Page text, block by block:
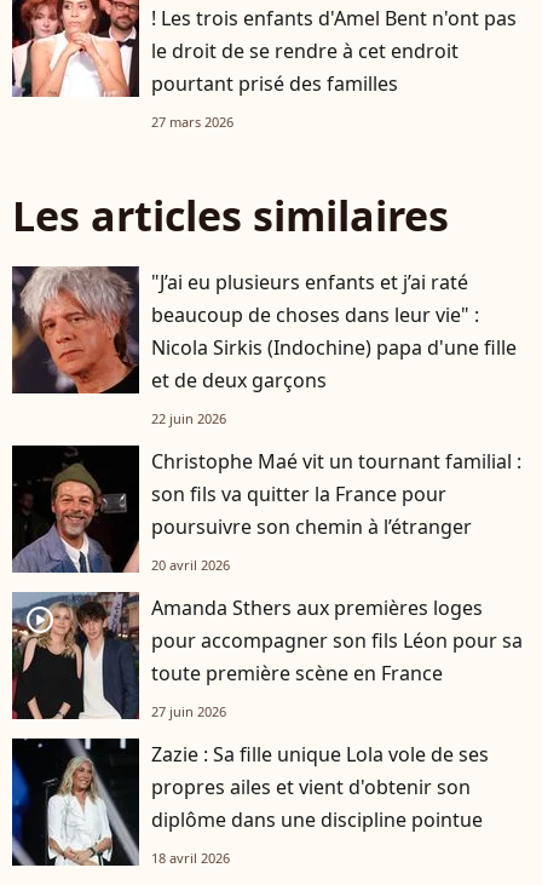
! Les trois enfants d'Amel Bent n'ont pas
le droit de se rendre à cet endroit
pourtant prisé des familles
27 mars 2026
Les articles similaires
"J’ai eu plusieurs enfants et j’ai raté
beaucoup de choses dans leur vie" :
Nicola Sirkis (Indochine) papa d'une fille
et de deux garçons
22 juin 2026
Christophe Maé vit un tournant familial :
son fils va quitter la France pour
poursuivre son chemin à l’étranger
20 avril 2026
player2
Amanda Sthers aux premières loges
pour accompagner son fils Léon pour sa
toute première scène en France
27 juin 2026
Zazie : Sa fille unique Lola vole de ses
propres ailes et vient d'obtenir son
diplôme dans une discipline pointue
18 avril 2026